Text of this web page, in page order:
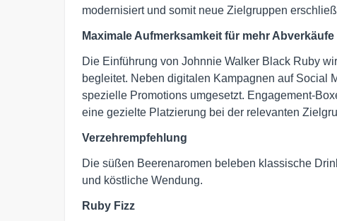
modernisiert und somit neue Zielgruppen
Maximale Aufmerksamkeit für mehr Abverkäufe
Die Einführung von Johnnie Walker Black Ruby
begleitet. Neben digitalen Kampagnen auf Social
spezielle Promotions umgesetzt. Engagement-
eine gezielte Platzierung bei der relevanten
Verzehrempfehlung
Die süßen Beerenaromen beleben klassische
und köstliche Wendung.
Ruby Fizz